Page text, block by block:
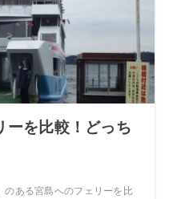
ーを比較！どっち
のある宮島へのフェリーを比